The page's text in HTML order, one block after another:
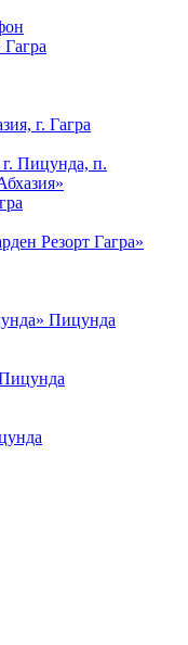
г. Гагра
г. Пицунда, п.
Резорт Гагра»
Пицунда